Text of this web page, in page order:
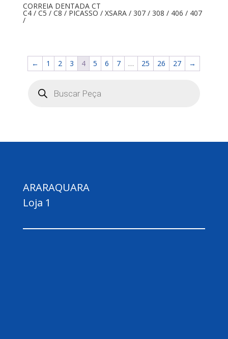
CORREIA DENTADA CT
C4 / C5 / C8 / PICASSO / XSARA / 307 / 308 / 406 / 407
/
← 1 2 3 4 5 6 7 … 25 26 27
→
produtos
ARARAQUARA
Loja 1